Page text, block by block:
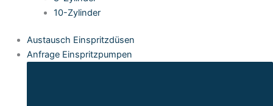
10-Zylinder
Austausch Einspritzdüsen
Anfrage Einspritzpumpen